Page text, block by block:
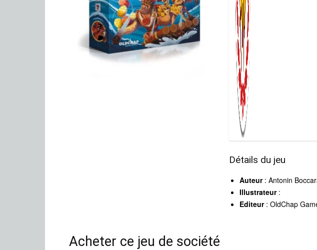
Détails du jeu
Auteur: Antonin
Illustrateur:
Editeur: OldChap
Acheter ce jeu de société